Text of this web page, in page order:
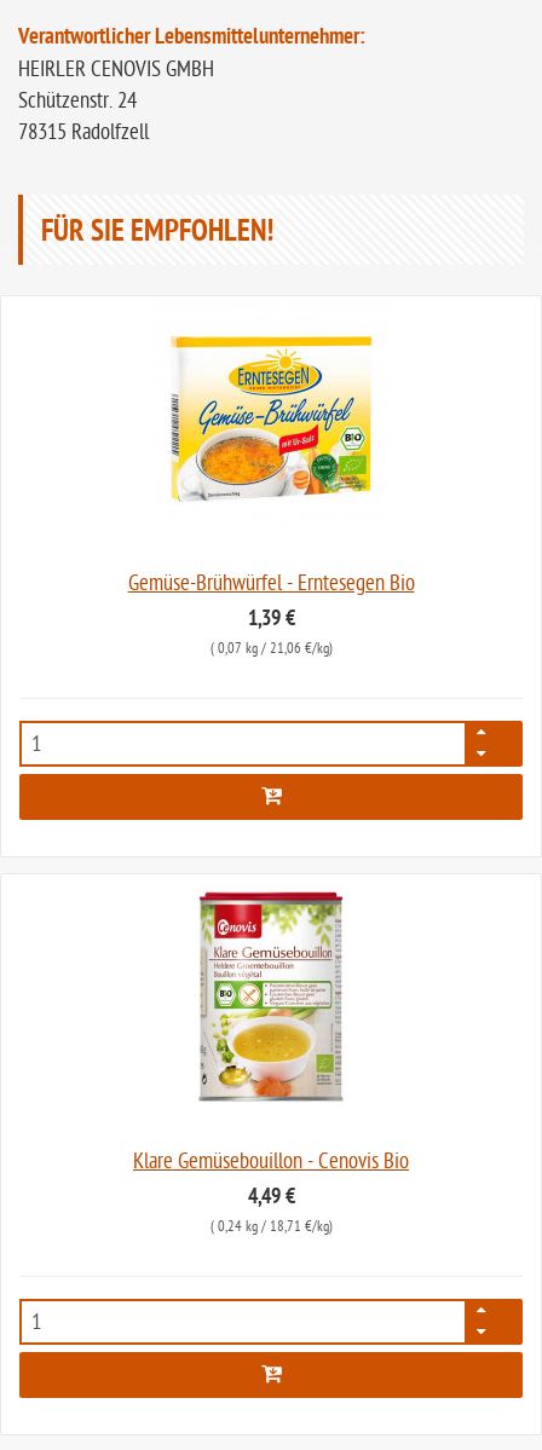
Verantwortlicher Lebensmittelunternehmer:
HEIRLER CENOVIS GMBH
Schützenstr. 24
78315 Radolfzell
FÜR SIE EMPFOHLEN!
Gemüse-Brühwürfel - Erntesegen Bio
1,39 €
( 0,07 kg/ 21,06 €/kg)
527
Klare Gemüsebouillon - Cenovis Bio
4,49 €
( 0,24 kg/ 18,71 €/kg)
2796